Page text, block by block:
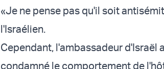
«Je ne pense pas qu'il soit
l'Israélien.
Cependant, l'ambassadeur d'Israël
condamné le comportement de